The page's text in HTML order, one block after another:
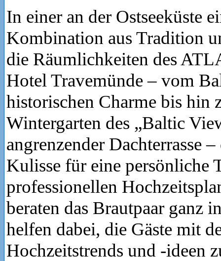
In einer an der Ostseeküste
Kombination aus Tradition
die Räumlichkeiten des
Hotel Travemünde – vom
historischen Charme bis hin
Wintergarten des „Baltic
angrenzender Dachterrasse
Kulisse für eine persönliche
professionellen
beraten das Brautpaar ganz
helfen dabei, die Gäste mit
Hochzeitstrends und -ideen